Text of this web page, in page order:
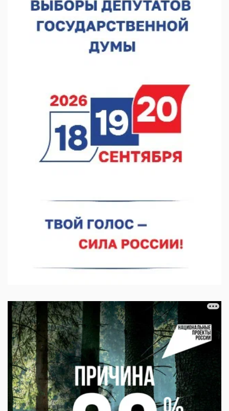
В Нижнем Новгороде отметили 70-летие Дня строителя
07.08.2026 12:04
В Нижегородской области созданы четыре ММЦ
07.08.2026 11:46